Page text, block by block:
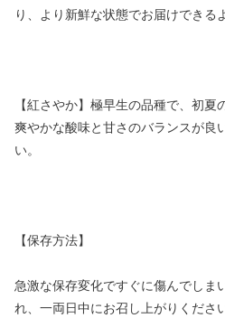
り、より新鮮な状態でお届けできる
【紅さやか】極早生の品種で、初夏
爽やかな酸味と甘さのバランスが良
い。
【保存方法】
急激な保存変化ですぐに傷んでしま
れ、一両日中にお召し上がりくださ